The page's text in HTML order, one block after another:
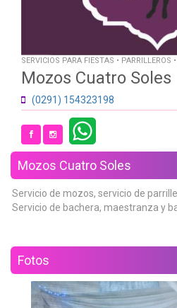
SERVICIOS PARA FIESTAS • PARRILLEROS
Mozos Cuatro Soles
(0291) 154323198
Mozos Cuatro Soles
Servicio de mozos, servicio de
Servicio de bachera, maestranza y
Fotos